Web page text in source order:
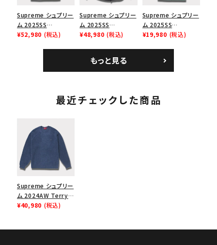
Supreme シュプリー
ム 2025SS
Bandana Football
¥52,980 (税込)
Supreme シュプリー
ム 2025SS
Backpack バックパッ
¥48,980 (税込)
Supreme シュプリー
ム 2025SS
Homerun Tee ホー
¥19,980 (税込)
もっと見る
最近チェックした商品
Supreme シュプリー
ム 2024AW Terry
Small Box
¥40,980 (税込)